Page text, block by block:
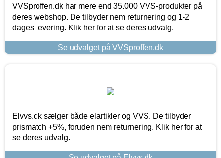
VVSproffen.dk har mere end 35.000 VVS-produkter på
deres webshop. De tilbyder nem returnering og 1-2
dages levering. Klik her for at se deres udvalg.
Se udvalget på VVSproffen.dk
Elvvs.dk sælger både elartikler og VVS. De tilbyder
prismatch +5%, foruden nem returnering. Klik her for at
se deres udvalg.